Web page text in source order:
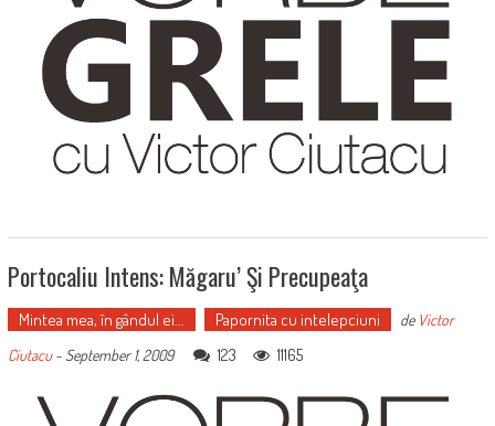
Portocaliu Intens: Măgaru’ Şi Precupeaţa
Mintea mea, în gândul ei... Papornita cu intelepciuni de Victor
Ciutacu- September 1, 2009 123 11165